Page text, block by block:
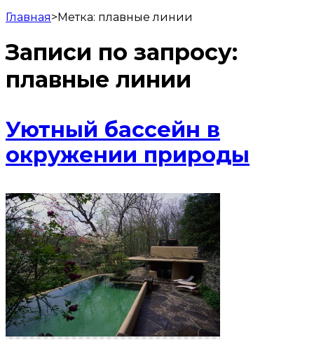
Главная>Метка: плавные линии
Записи по запросу:
плавные линии
Уютный бассейн в
окружении природы